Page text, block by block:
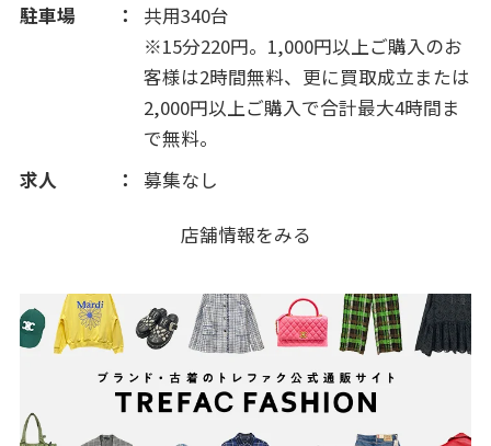
駐車場
共用340台
※15分220円。1,000円以上ご購入のお
客様は2時間無料、更に買取成立または
2,000円以上ご購入で合計最大4時間ま
で無料。
求人
募集なし
店舗情報をみる